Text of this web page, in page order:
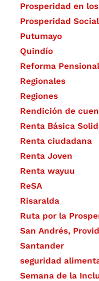
Prosperidad en
Prosperidad Social
Putumayo
Quindío
Reforma Pensional
Regionales
Regiones
Rendición de
Renta Básica
Renta ciudadana
Renta Joven
Renta wayuu
ReSA
Risaralda
Ruta por la
San Andrés,
Santander
seguridad
Semana de la